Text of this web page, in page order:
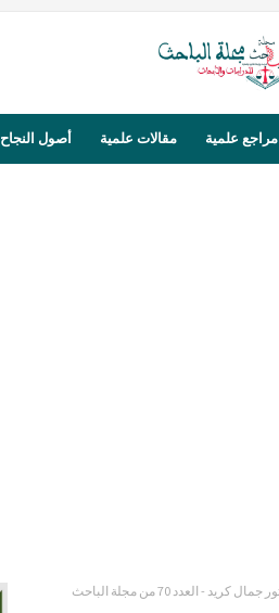
مراجع علمية مقالات علمية أصول النجاح
برنامج حدائق التراث العربي بين التشكيل الثقافي والإعلامي - الدكتور جمال كريد - العدد 70 من مجلة الباحث